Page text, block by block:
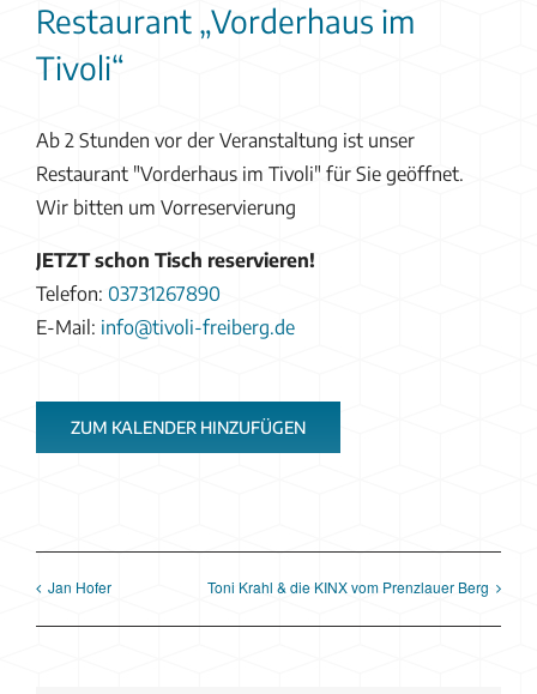
Restaurant „Vorderhaus im
Tivoli“
Ab 2 Stunden vor der Veranstaltung ist unser
Restaurant "Vorderhaus im Tivoli" für Sie geöffnet.
Wir bitten um Vorreservierung
JETZT schon Tisch reservieren!
Telefon: 03731267890
E-Mail: info@tivoli-freiberg.de
ZUM KALENDER HINZUFÜGEN
Jan Hofer Toni Krahl & die KINX vom Prenzlauer Berg